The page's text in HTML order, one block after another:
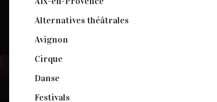
Alternatives théâtrales(1)
Avignon
Cirque(8)
Danse(30)
Festivals(6)